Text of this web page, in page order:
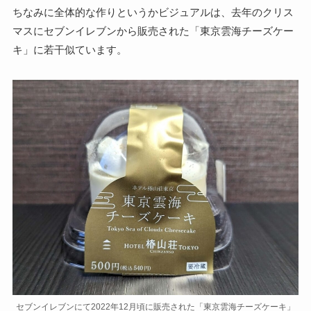
ちなみに全体的な作りというかビジュアルは、去年のクリス
マスにセブンイレブンから販売された「東京雲海チーズケー
キ」に若干似ています。
セブンイレブンにて2022年12月頃に販売された「東京雲海チーズケーキ」